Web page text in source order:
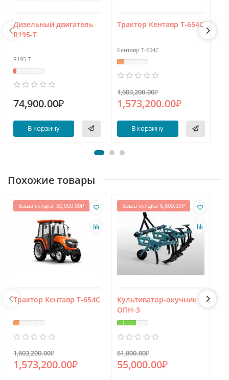
Дизельный двигатель
R195-T
R195-T
74,900.00₽
В корзину
Трактор Кентавр Т-654С
Кентавр Т-654С
1,603,200.00₽
1,573,200.00₽
В корзину
Похожие товары
Ваша скидка: 30,000.00₽
Трактор Кентавр Т-654С
1,603,200.00₽
1,573,200.00₽
Ваша скидка: 6,800.00₽
Культиватор-окучник
ОПН-3
61,800.00₽
55,000.00₽